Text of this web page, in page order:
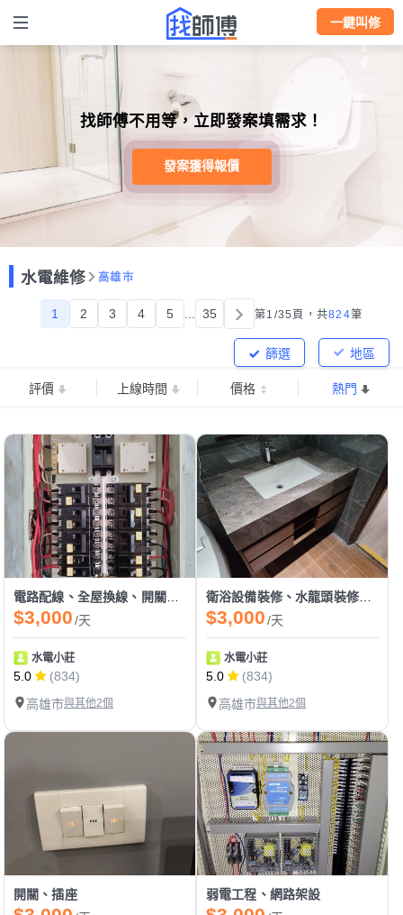
一鍵叫修
找師傅不用等，立即發案填需求！
發案獲得報價
水電維修 高雄市
1 2 3 4 5 35 第1/35頁， 共824筆
地區
篩選
評價 上線時間 價格 熱門
$3,000/天
水電小莊
5.0
(834)
高雄市與其他2個
衛浴設備裝修、水龍頭裝修、熱水器裝修
$3,000/天
水電小莊
5.0
(834)
高雄市與其他2個
開關、插座 弱電工程、網路架設